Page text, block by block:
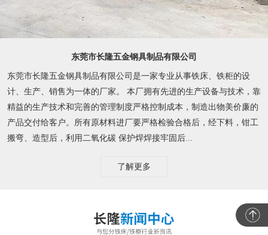
东莞市长隆五金钢具制品有限公司
东莞市长隆五金钢具制品有限公司是一家专业从事铁床、铁柜的设
计、生产、销售为一体的厂家。 本厂拥有先进的生产设备与技术，靠
精益的生产技术和完善的管理制度严格控制成本，制造出物美价廉的
产品交付给客户。所有原材料进厂要严格检验合格后，经下料，钳工
搬弯、造型后，利用二氧化碳 保护焊焊接牢固后...
了解更多